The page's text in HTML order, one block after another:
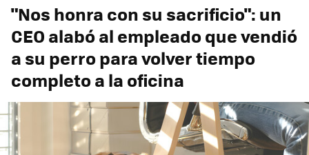
"Nos honra con su sacrificio": un
CEO alabó al empleado que vendió
a su perro para volver tiempo
completo a la oficina